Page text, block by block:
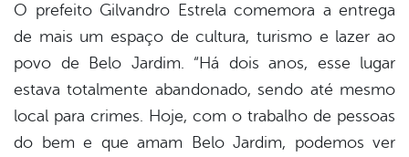
O prefeito Gilvandro Estrela comemora a entrega
de mais um espaço de cultura, turismo e lazer ao
povo de Belo Jardim. “Há dois anos, esse lugar
estava totalmente abandonado, sendo até mesmo
local para crimes. Hoje, com o trabalho de pessoas
do bem e que amam Belo Jardim, podemos ver